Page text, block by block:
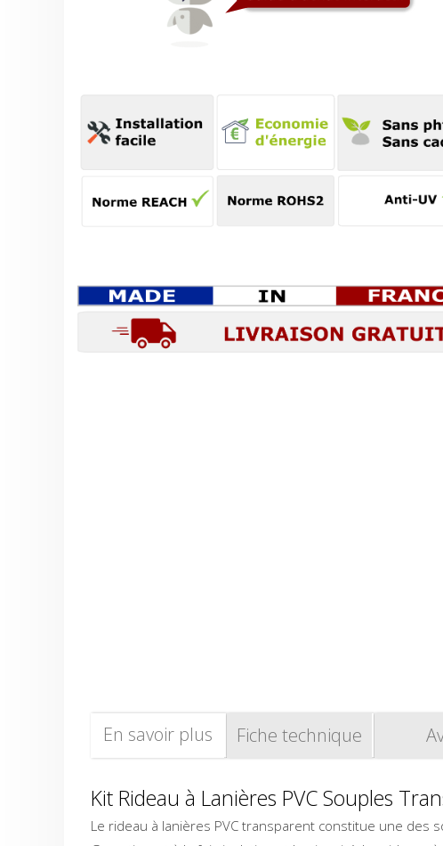
En savoir plus Fiche technique
Kit Rideau à Lanières PVC Souples
Le rideau à lanières PVC transparent constitue une